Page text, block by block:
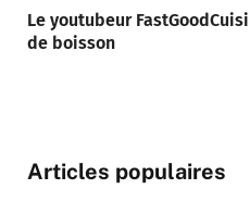
Le youtubeur
de boisson
Articles populaires